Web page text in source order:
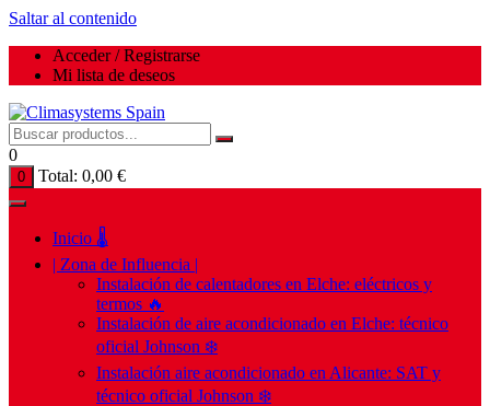
Saltar al contenido
Acceder / Registrarse
Mi lista de deseos
0
0 Total: 0,00 €
Inicio 🌡️
| Zona de Influencia |
Instalación de calentadores en Elche: eléctricos y
termos 🔥
Instalación de aire acondicionado en Elche: técnico
oficial Johnson ❄️
Instalación aire acondicionado en Alicante: SAT y
técnico oficial Johnson ❄️